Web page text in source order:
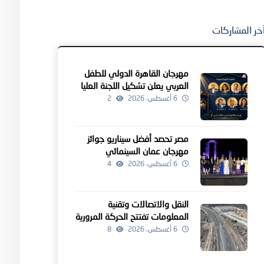
المشاركات
مهرجان القاهرة الدولي للطفل
العربي يعلن تشكيل اللجنة العليا
للدورة الرابعة
6 أغسطس، 2026 2
مصر تحصد أفضل سيناريو جوائز
مهرجان عمان السينمائي
6 أغسطس، 2026 4
النقل والاتصالات وتقنية
المعلومات تفتتح الحركة المرورية
لمشروعين للطرق بالداخلية
6 أغسطس، 2026 8